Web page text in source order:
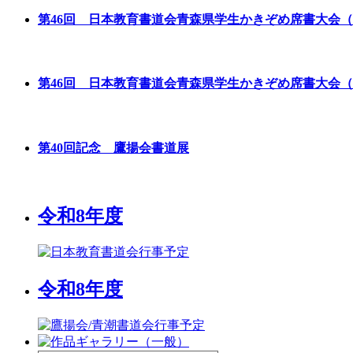
第46回 日本教育書道会青森県学生かきぞめ席書大会（
第46回 日本教育書道会青森県学生かきぞめ席書大会（
第40回記念 鷹揚会書道展
令和8年度
令和8年度